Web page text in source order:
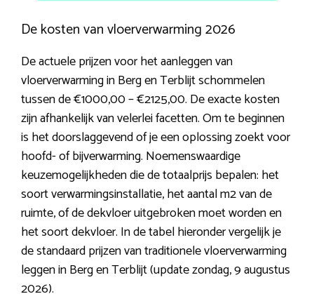
De kosten van vloerverwarming 2026
De actuele prijzen voor het aanleggen van
vloerverwarming in Berg en Terblijt schommelen
tussen de €1000,00 – €2125,00. De exacte kosten
zijn afhankelijk van velerlei facetten. Om te beginnen
is het doorslaggevend of je een oplossing zoekt voor
hoofd- of bijverwarming. Noemenswaardige
keuzemogelijkheden die de totaalprijs bepalen: het
soort verwarmingsinstallatie, het aantal m2 van de
ruimte, of de dekvloer uitgebroken moet worden en
het soort dekvloer. In de tabel hieronder vergelijk je
de standaard prijzen van traditionele vloerverwarming
leggen in Berg en Terblijt (update zondag, 9 augustus
2026).